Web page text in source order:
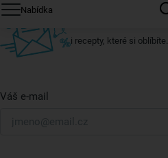
Nabídka
i recepty, které si oblíbíte.
Váš e-mail